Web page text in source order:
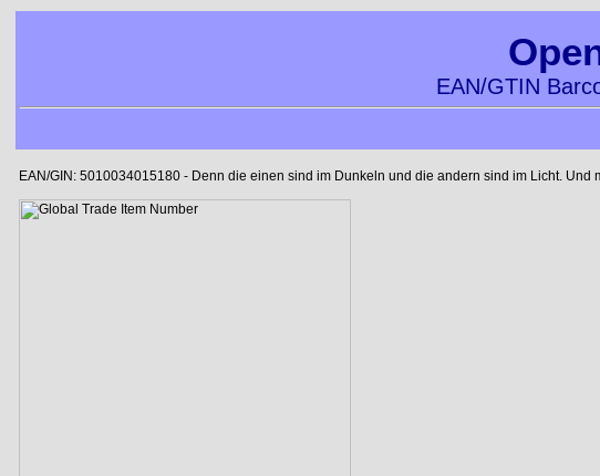
EAN/GTIN
EAN/GIN: 5010034015180 - Denn die einen sind im Dunkeln und die andern sind im Licht.